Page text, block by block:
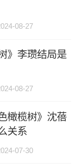
08-27
》李瓒结局是
08-27
橄榄树》沈蓓
关系
07-30